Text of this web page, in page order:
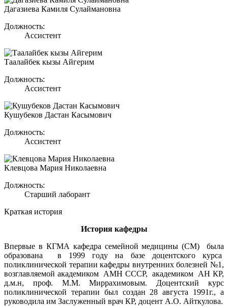
Дагазиева Камиля Сулаймановна
Должность:
Ассистент
Таалайбек кызы Айгерим
Должность:
Ассистент
Кушубеков Дастан Касымович
Должность:
Ассистент
Клевцова Мария Николаевна
Должность:
Старший лаборант
Краткая история
История кафедры
Впервые в КГМА кафедра семейной медицины (СМ) была
образована в 1999 году на базе доцентского курса
поликлинической терапии кафедры внутренних болезней №1,
возглавляемой академиком АМН СССР, академиком АН КР,
д.м.н, проф. М.М. Миррахимовым. Доцентский курс
поликлинической терапии был создан 28 августа 1991г., а
руководила им Заслуженный врач КР, доцент А.О. Айткулова.